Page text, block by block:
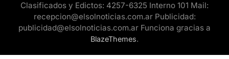
Clasificados y Edictos: 4257-6325 Interno 101 Mail:
recepcion@elsolnoticias.com.ar Publicidad:
publicidad@elsolnoticias.com.ar Funciona gracias a
BlazeThemes.